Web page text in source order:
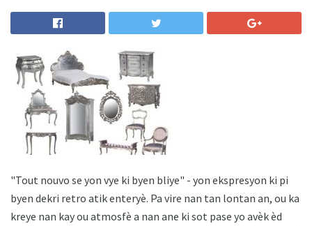
"Tout nouvo se yon vye ki byen bliye" - yon ekspresyon ki pi
byen dekri retro atik enteryè. Pa vire nan tan lontan an, ou ka
kreye nan kay ou atmosfè a nan ane ki sot pase yo avèk èd